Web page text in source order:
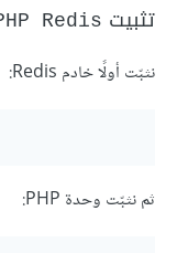
تثبيت Redis
نثبّت أولًا خادم Redis:
ثم نثبّت وحدة PHP: